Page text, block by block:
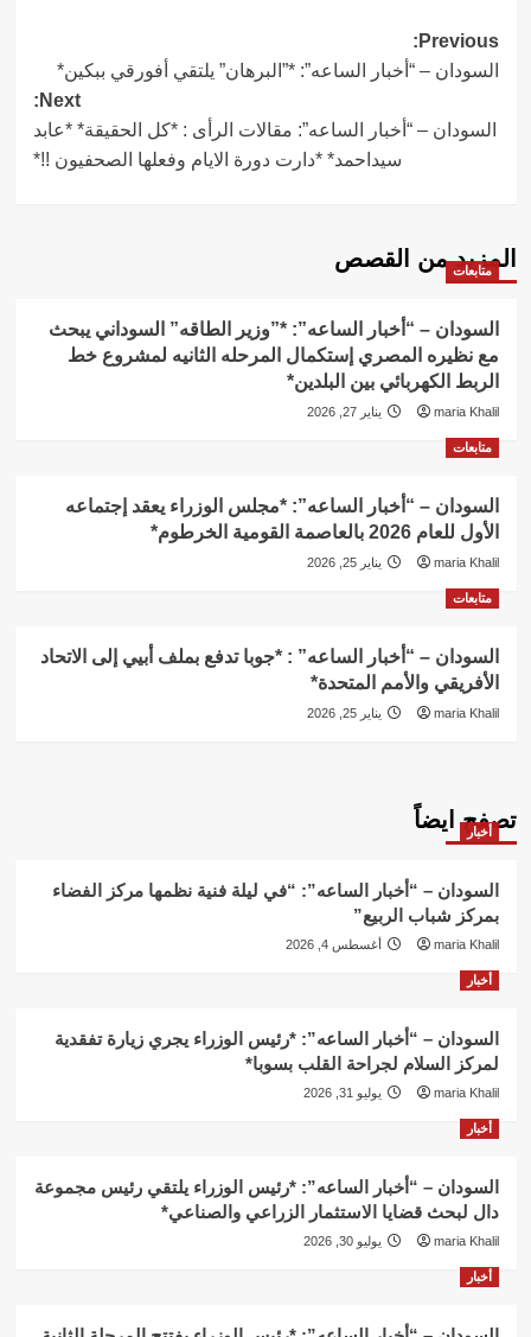
Post
navigation
Previous:
السودان – “أخبار الساعه”: *”البرهان” يلتقي أفورقي ببكين*
Next:
السودان – “أخبار الساعه”: مقالات الرأى : *كل الحقيقة* *عابد
سيداحمد* *دارت دورة الايام وفعلها الصحفيون !!*
المزيد من القصص
متابعات
السودان – “أخبار الساعه”: *”وزير الطاقه” السوداني يبحث
مع نظيره المصري إستكمال المرحله الثانيه لمشروع خط
الربط الكهربائي بين البلدين*
maria Khalil يناير 27, 2026
متابعات
السودان – “أخبار الساعه”: *مجلس الوزراء يعقد إجتماعه
الأول للعام 2026 بالعاصمة القومية الخرطوم*
maria Khalil يناير 25, 2026
متابعات
السودان – “أخبار الساعه” : *جوبا تدفع بملف أبيي إلى الاتحاد
الأفريقي والأمم المتحدة*
maria Khalil يناير 25, 2026
تصفح ايضاً
أخبار
السودان – “أخبار الساعه”: “في ليلة فنية نظمها مركز الفضاء
بمركز شباب الربيع”
maria Khalil أغسطس 4, 2026
أخبار
السودان – “أخبار الساعه”: *رئيس الوزراء يجري زيارة تفقدية
لمركز السلام لجراحة القلب بسوبا*
maria Khalil يوليو 31, 2026
أخبار
السودان – “أخبار الساعه”: *رئيس الوزراء يلتقي رئيس مجموعة
دال لبحث قضايا الاستثمار الزراعي والصناعي*
maria Khalil يوليو 30, 2026
أخبار